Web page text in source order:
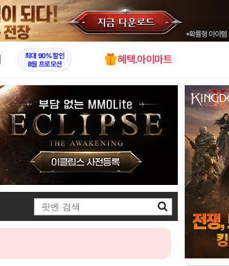
X
최대 90% 할인
8월 프로모션
혜택.아이마트
검
색